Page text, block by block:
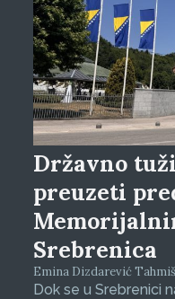
Državno
preuzeti
Srebrenica
Emina Dizdarević
Dok se u Srebrenici